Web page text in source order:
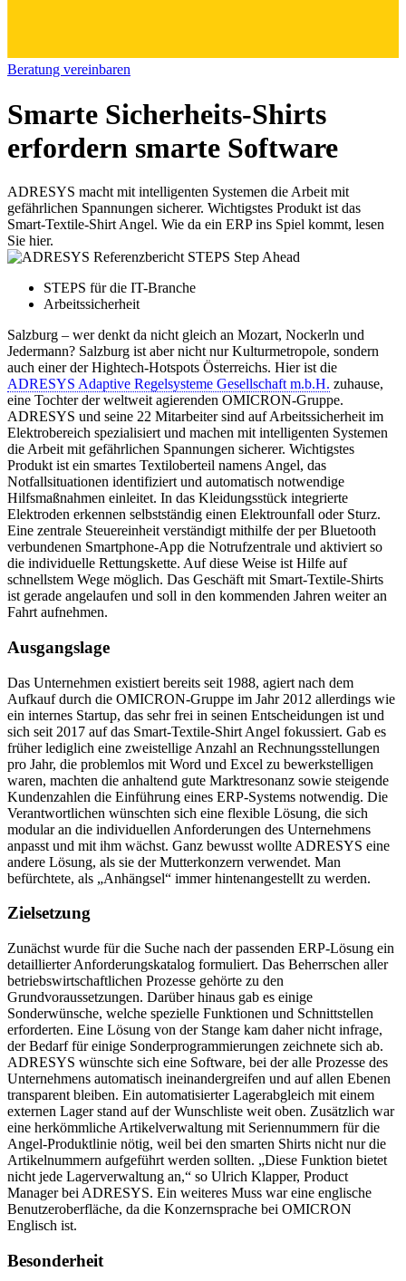
Beratung vereinbaren
Smarte Sicherheits-Shirts
erfordern smarte Software
ADRESYS macht mit intelligenten Systemen die Arbeit mit
gefährlichen Spannungen sicherer. Wichtigstes Produkt ist das
Smart-Textile-Shirt Angel. Wie da ein ERP ins Spiel kommt, lesen
Sie hier.
STEPS für die IT-Branche
Arbeitssicherheit
Salzburg – wer denkt da nicht gleich an Mozart, Nockerln und
Jedermann? Salzburg ist aber nicht nur Kulturmetropole, sondern
auch einer der Hightech-Hotspots Österreichs. Hier ist die
ADRESYS Adaptive Regelsysteme Gesellschaft m.b.H. zuhause,
eine Tochter der weltweit agierenden OMICRON-Gruppe.
ADRESYS und seine 22 Mitarbeiter sind auf Arbeitssicherheit im
Elektrobereich spezialisiert und machen mit intelligenten Systemen
die Arbeit mit gefährlichen Spannungen sicherer. Wichtigstes
Produkt ist ein smartes Textiloberteil namens Angel, das
Notfallsituationen identifiziert und automatisch notwendige
Hilfsmaßnahmen einleitet. In das Kleidungsstück integrierte
Elektroden erkennen selbstständig einen Elektrounfall oder Sturz.
Eine zentrale Steuereinheit verständigt mithilfe der per Bluetooth
verbundenen Smartphone-App die Notrufzentrale und aktiviert so
die individuelle Rettungskette. Auf diese Weise ist Hilfe auf
schnellstem Wege möglich. Das Geschäft mit Smart-Textile-Shirts
ist gerade angelaufen und soll in den kommenden Jahren weiter an
Fahrt aufnehmen.
Ausgangslage
Das Unternehmen existiert bereits seit 1988, agiert nach dem
Aufkauf durch die OMICRON-Gruppe im Jahr 2012 allerdings wie
ein internes Startup, das sehr frei in seinen Entscheidungen ist und
sich seit 2017 auf das Smart-Textile-Shirt Angel fokussiert. Gab es
früher lediglich eine zweistellige Anzahl an Rechnungsstellungen
pro Jahr, die problemlos mit Word und Excel zu bewerkstelligen
waren, machten die anhaltend gute Marktresonanz sowie steigende
Kundenzahlen die Einführung eines ERP-Systems notwendig. Die
Verantwortlichen wünschten sich eine flexible Lösung, die sich
modular an die individuellen Anforderungen des Unternehmens
anpasst und mit ihm wächst. Ganz bewusst wollte ADRESYS eine
andere Lösung, als sie der Mutterkonzern verwendet. Man
befürchtete, als „Anhängsel“ immer hintenangestellt zu werden.
Zielsetzung
Zunächst wurde für die Suche nach der passenden ERP-Lösung ein
detaillierter Anforderungskatalog formuliert. Das Beherrschen aller
betriebswirtschaftlichen Prozesse gehörte zu den
Grundvoraussetzungen. Darüber hinaus gab es einige
Sonderwünsche, welche spezielle Funktionen und Schnittstellen
erforderten. Eine Lösung von der Stange kam daher nicht infrage,
der Bedarf für einige Sonderprogrammierungen zeichnete sich ab.
ADRESYS wünschte sich eine Software, bei der alle Prozesse des
Unternehmens automatisch ineinandergreifen und auf allen Ebenen
transparent bleiben. Ein automatisierter Lagerabgleich mit einem
externen Lager stand auf der Wunschliste weit oben. Zusätzlich war
eine herkömmliche Artikelverwaltung mit Seriennummern für die
Angel-Produktlinie nötig, weil bei den smarten Shirts nicht nur die
Artikelnummern aufgeführt werden sollten. „Diese Funktion bietet
nicht jede Lagerverwaltung an,“ so Ulrich Klapper, Product
Manager bei ADRESYS. Ein weiteres Muss war eine englische
Benutzeroberfläche, da die Konzernsprache bei OMICRON
Englisch ist.
Besonderheit